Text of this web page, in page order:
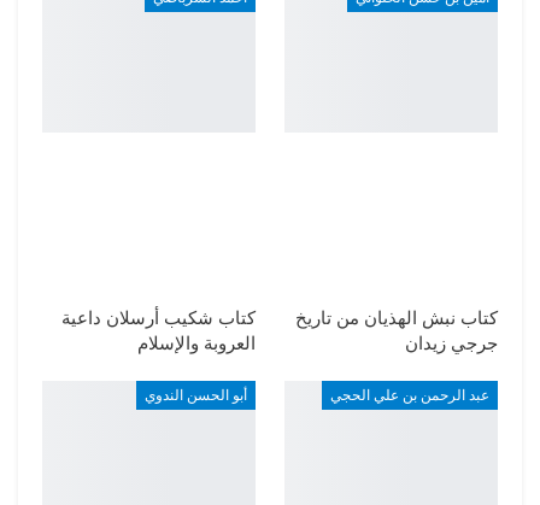
كتاب نبش الهذيان من تاريخ
جرجي زيدان
كتاب شكيب أرسلان داعية
العروبة والإسلام
عبد الرحمن بن علي الحجي أبو الحسن الندوي